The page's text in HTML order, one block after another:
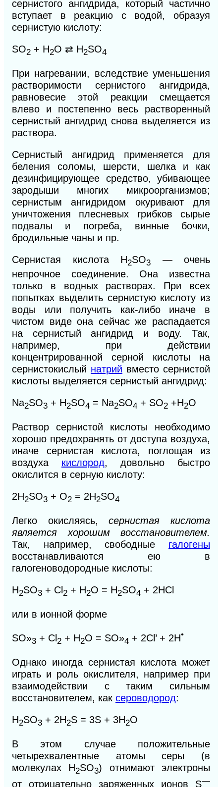
сернистого ангидрида, который частично
вступает в реакцию с водой, образуя
сернистую кислоту:
SO2 + H2O ⇄ H2SO4
При нагревании, вследствие уменьшения
растворимости сернистого ангидрида,
равновесие этой реакции смещается
влево и постепенно весь растворенный
сернистый ангидрид снова выделяется из
раствора.
Сернистый ангидрид применяется для
беления соломы, шерсти, шелка и как
дезинфицирующее средство, убивающее
зародыши многих микроорганизмов;
сернистым ангидридом окуривают для
уничтожения плесневых грибков сырые
подвалы и погреба, винные бочки,
бродильные чаны и пр.
Сернистая кислота H2SO3
— очень
непрочное соединение. Она известна
только в водных растворах. При всех
попытках выделить сернистую кислоту из
воды или получить как-либо иначе в
чистом виде она сейчас же распадается
на сернистый ангидрид и воду. Так,
например, при действии
концентрированной серной кислоты на
сернистокислый натрий вместо сернистой
кислоты выделяется сернистый ангидрид:
Na2SO3 + H2SO4 = Na2SO4 + SO2 +H2O
Раствор сернистой кислоты необходимо
хорошо предохранять от доступа воздуха,
иначе сернистая кислота, поглощая из
воздуха кислород, довольно быстро
окислится в серную кислоту:
2H2SO3 + О2 = 2H2SO4
Легко окисляясь,сернистая кислота
является хорошим восстановителем.
Так, например, свободные галогены
восстанавливаются ею в
галогеноводородные кислоты:
H2SO3 + Cl 2 + Н2O = H2SO4 + 2НСl
или в ионной форме
SO»3 + Сl 2 + Н2O = SO»4 + 2Сl’ + 2Н•
Однако иногда сернистая кислота может
играть и роль окислителя, например при
взаимодействии с таким сильным
восстановителем, как сероводород:
H2SО3 + 2H2S = 3S + 3H2О
В этом случае положительные
четырехвалентные атомы серы (в
молекулах H2SО3) отнимают электроны
от отрицательно заряженных ионов S—